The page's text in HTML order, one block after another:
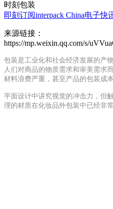
时刻包装
即刻订阅interpack China电子快
来源链接：
https://mp.weixin.qq.com/s/
包装是工业化和社会经济发展的产
人们对商品的物质需求和审美需求
材料浪费严重，甚至产品的包装成
平面设计中讲究视觉的冲击力，但
理的材质在化妆品外包装中已经非常